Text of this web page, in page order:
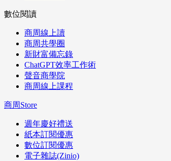
數位閱讀
商周線上讀
商周共學圈
新財富備忘錄
ChatGPT效率工作術
聲音商學院
商周線上課程
商周Store
週年慶好禮送
紙本訂閱優惠
數位訂閱優惠
電子雜誌(Zinio)